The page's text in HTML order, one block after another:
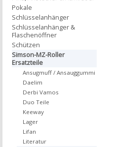
Pokale
Schlüsselanhänger
Schlüsselanhänger &
Flaschenöffner
Schützen
Simson-MZ-Roller
Ersatzteile
Ansugmuff / Ansauggummi
Daelim
Derbi Vamos
Duo Teile
Keeway
Lager
Lifan
Literatur